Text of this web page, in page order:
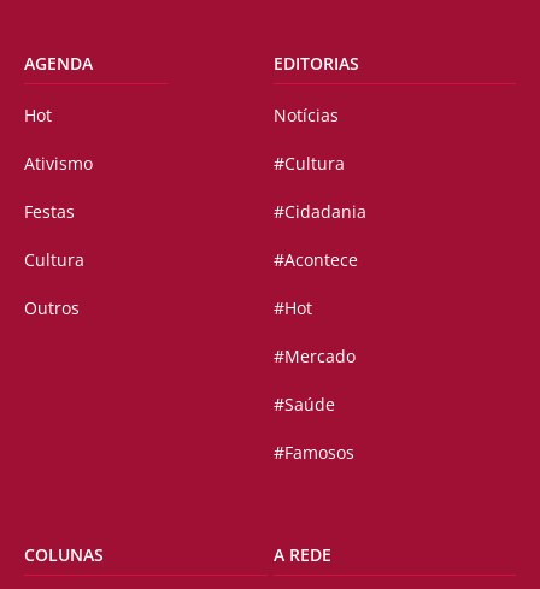
AGENDA
Hot
Ativismo
Festas
Cultura
Outros
EDITORIAS
Notícias
#Cultura
#Cidadania
#Acontece
#Hot
#Mercado
#Saúde
#Famosos
COLUNAS A REDE